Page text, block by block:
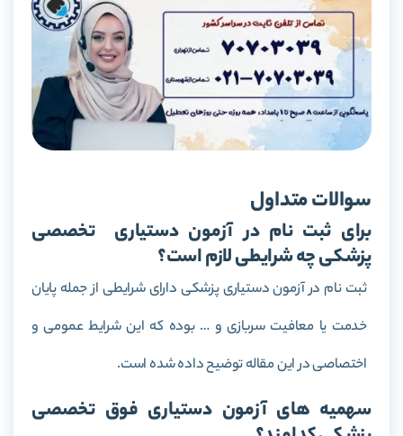
سوالات متداول
برای ثبت نام در آزمون دستیاری تخصصی
پزشکی چه شرایطی لازم است؟
ثبت نام در آزمون دستیاری پزشکی دارای شرایطی از جمله پایان
خدمت یا معافیت سربازی و … بوده که این شرایط عمومی و
اختصاصی در این مقاله توضیح داده شده است.
سهمیه های آزمون دستیاری فوق تخصصی